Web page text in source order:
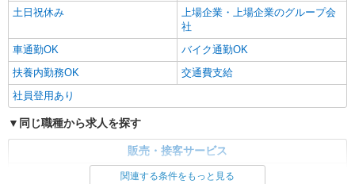
土日祝休み
上場企業・上場企業のグループ会
社
車通勤OK
バイク通勤OK
扶養内勤務OK
交通費支給
社員登用あり
同じ職種から求人を探す
販売・接客サービス
関連する条件をもっと見る